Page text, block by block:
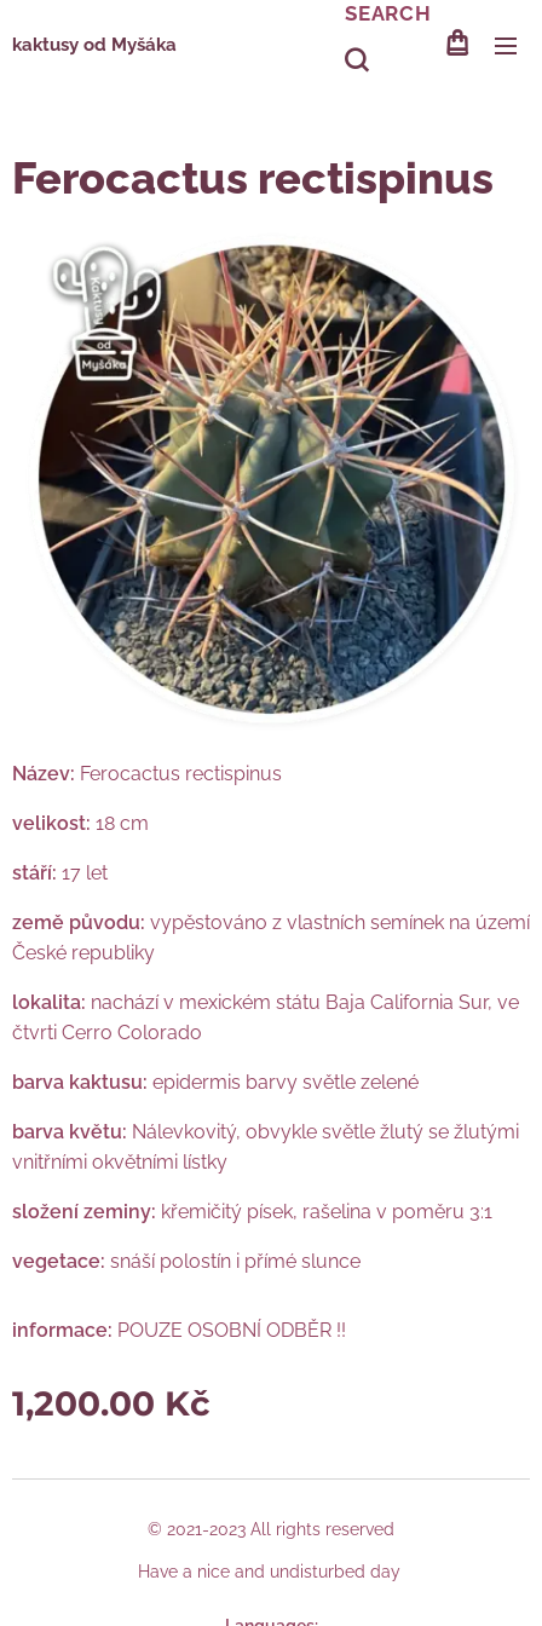
kaktusy od Myšáka
SEARCH
Ferocactus rectispinus
Název: Ferocactus rectispinus
velikost: 18 cm
stáří: 17 let
země původu: vypěstováno z vlastních semínek na území
České republiky
lokalita: nachází v mexickém státu Baja California Sur, ve
čtvrti Cerro Colorado
barva kaktusu: epidermis barvy světle zelené
barva květu: Nálevkovitý, obvykle světle žlutý se žlutými
vnitřními okvětními lístky
složení zeminy: křemičitý písek, rašelina v poměru 3:1
vegetace: snáší polostín i přímé slunce
informace: POUZE OSOBNÍ ODBĚR !!
1,200.00 Kč
© 2021-2023 All rights reserved
Have a nice and undisturbed day